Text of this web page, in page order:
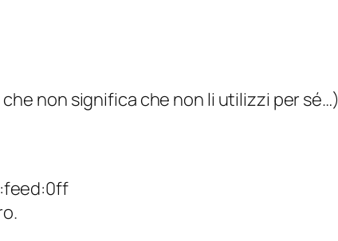
non significa che non li utilizzi per sé…)